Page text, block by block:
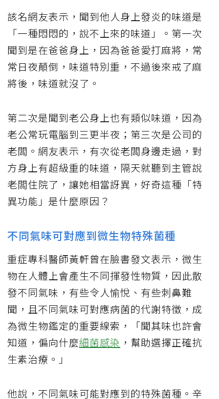
該名網友表示，聞到他人身上發炎的味道是
「一種悶悶的，說不上來的味道」。第一次
聞到是在爸爸身上，因為爸爸愛打麻將，常
常日夜顛倒，味道特別重，不過後來戒了麻
將後，味道就沒了。
第二次是聞到老公身上也有類似味道，因為
老公常玩電腦到三更半夜；第三次是公司的
老闆。網友表示，有次從老闆身邊走過，對
方身上有超級重的味道，隔天就聽到主管說
老闆住院了，讓她相當訝異，好奇這種「特
異功能」是什麼原因？
不同氣味可對應到微生物特殊菌種
重症專科醫師黃軒曾在臉書發文表示，微生
物在人體上會產生不同揮發性物質，因此散
發不同氣味，有些令人愉悅、有些刺鼻難
聞，且不同氣味可對應病菌的代謝特徵，成
為微生物鑑定的重要線索，「聞其味也許會
知道，偏向什麼細菌感染 ，幫助選擇正確抗
生素治療。」
他說，不同氣味可能對應到的特殊菌種。辛